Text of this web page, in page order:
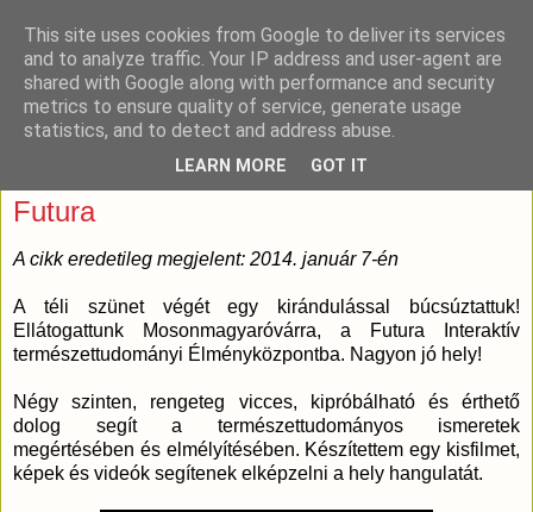
Futura
A cikk eredetileg megjelent: 2014. január 7-én
A téli szünet végét egy kirándulással búcsúztattuk!
Ellátogattunk Mosonmagyaróvárra, a Futura Interaktív
természettudományi Élményközpontba. Nagyon jó hely!
Négy szinten, rengeteg vicces, kipróbálható és érthető
dolog segít a természettudományos ismeretek
megértésében és elmélyítésében. Készítettem egy kisfilmet,
képek és videók segítenek elképzelni a hely hangulatát.
This site uses cookies from Google to deliver its services
and to analyze traffic. Your IP address and user-agent are
shared with Google along with performance and security
metrics to ensure quality of service, generate usage
statistics, and to detect and address abuse.
LEARN MORE GOT IT